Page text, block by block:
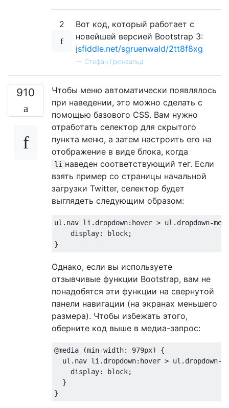
<li class="dropdown">
<a
</a>
</li>
<li
class="dropdown">
<a href="#">Menu</a>
</li>
2
Вот код, который работает с
новейшей версией Bootstrap 3:
jsfiddle.net/sgruenwald/2tt8f8xg
— Стефан Грюнвальд
910
Чтобы меню автоматически появлялось
при наведении, это можно сделать с
помощью базового CSS. Вам нужно
отработать селектор для скрытого
пункта меню, а затем настроить его на
отображение в виде блока, когда
li наведен соответствующий тег. Если
взять пример со страницы начальной
загрузки Twitter, селектор будет
выглядеть следующим образом:
ul . nav li . dropdown: hover > ul . dropdown-
display: block;
}
Однако, если вы используете
отзывчивые функции Bootstrap, вам не
понадобятся эти функции на свернутой
панели навигации (на экранах меньшего
размера). Чтобы избежать этого,
оберните код выше в медиа-запрос:
@media (min-width: 979px)
{
  ul
. nav li . dropdown: hover > ul . dropdown-
    display
: block;
}
}